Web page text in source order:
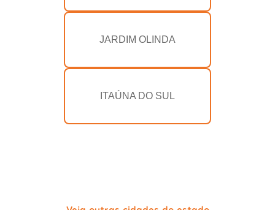
JARDIM OLINDA
ITAÚNA DO SUL